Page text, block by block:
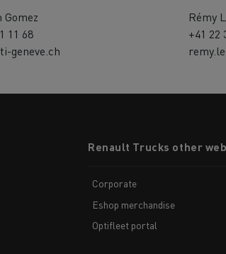
Gomez
11 68
geneve.ch
Rémy
+41 22
menuRenault Trucks other
Corporate
Eshop merchandise
Optifleet portal